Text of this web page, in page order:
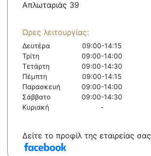
Απλωταριάς 39
Ώρες λειτουργίας:
Δευτέρα
09:00-14:15
Τρίτη
09:00-14:00
Τετάρτη
09:00-14:30
Πέμπτη
09:00-14:15
Παρασκευή
09:00-14:00
Σάββατο
09:00-14:30
Κυριακή
-
Δείτε το προφίλ της εταιρείας σας